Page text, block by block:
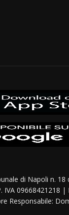
di Napoli n.
IVA 09668421218 |
Responsabile: